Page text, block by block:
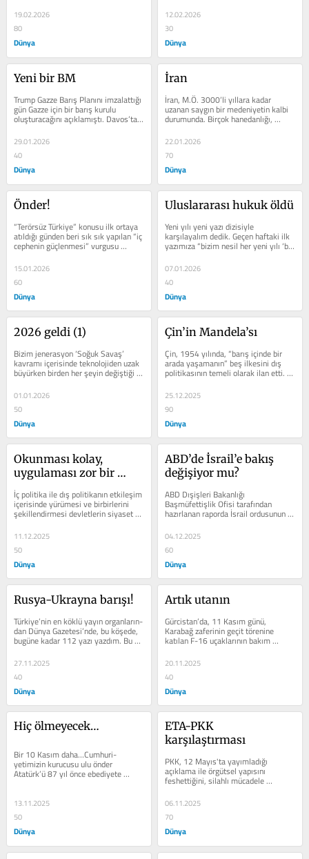
19.02.2026
80
Dünya
12.02.2026
30
Dünya
Yeni bir BM
Trump Gazze Barış Planını imzalattığı
gün Gazze için bir barış kurulu
oluşturacağını açıklamıştı. Davos’ta
imzalar atıldı....
29.01.2026
40
Dünya
İran
İran, M.Ö. 3000’li yılla­ra kadar
uzanan saygın bir me­deniyetin kal­bi
durumunda. Birçok hanedan­lığı,
krallığa ev sahipliği...
22.01.2026
70
Dünya
Önder!
“Terörsüz Türki­ye” konusu ilk ortaya
atıldığı günden beri sık sık yapılan “iç
cephenin güçlenmesi” vurgusu
önemli. Ata­türk...
15.01.2026
60
Dünya
Uluslararası hukuk öldü
Yeni yılı yeni yazı dizisiyle
karşılayalım de­dik. Geçen haf­taki ilk
yazımıza “bizim nesil her yeni yılı ‘bir
ön­cesine benzemez...
07.01.2026
40
Dünya
2026 geldi (1)
Bizim jenerasyon ‘Soğuk Savaş’
kavramı içeri­sinde teknolojiden uzak
büyürken birden her şeyin değiştiği
bir dönemin de parçası...
01.01.2026
50
Dünya
Çin’in Mandela’sı
Çin, 1954 yılında, “barış içinde bir
arada ya­şamanın” beş ilkesini dış
politikasının te­meli olarak ilan etti.
Bu beş ilkeyi...
25.12.2025
90
Dünya
Okunması kolay,
uygulaması zor bir
İç politika ile dış po­litikanın etkileşim
içerisinde yürümesi ve birbirlerini
şekillendir­mesi devletlerin siyaset
yapısının bir...
11.12.2025
50
Dünya
ABD’de İsrail’e bakış
değişiyor mu?
ABD Dışişleri Bakanlığı
Başmüfettişlik Ofisi ta­rafından
hazırlanan raporda İsrail ordusunun
Gazze'de işlediği iddia edilen...
04.12.2025
60
Dünya
Rusya-Ukrayna barışı!
Türkiye’nin en kök­lü yayın organların­
dan Dünya Gazetesi’nde, bu köşede,
bugüne kadar 112 yazı yazdım. Bu
yazı­ların 13 tanesi...
27.11.2025
40
Dünya
Artık utanın
Gürcistan’da, 11 Kasım gü­nü,
Karabağ zaferinin ge­çit törenine
katılan F-16 uçak­larının bakım
personelini ve bakım malzemelerini...
20.11.2025
40
Dünya
Hiç ölmeyecek…
Bir 10 Kasım daha…Cumhuri­
yetimizin kurucusu ulu ön­der
Atatürk’ü 87 yıl önce ebedi­yete
uğurladık. O, bir askeri ve siyasi
13.11.2025
50
Dünya
ETA-PKK
karşılaştırması
PKK, 12 Mayıs'ta yayımladı­ğı
açıklama ile örgütsel yapı­sını
feshettiğini, silahlı mücadele
yöntemini ve PKK adıyla...
06.11.2025
70
Dünya